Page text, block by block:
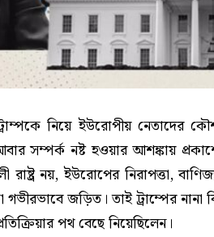
নিয়ে ইউরোপীয় নেতাদের
সম্পর্ক নষ্ট হওয়ার আশঙ্কায়
রাষ্ট্র নয়, ইউরোপের নিরাপত্তা,
গভীরভাবে জড়িত। তাই ট্রাম্পের নানা
পথ বেছে নিয়েছিলেন।